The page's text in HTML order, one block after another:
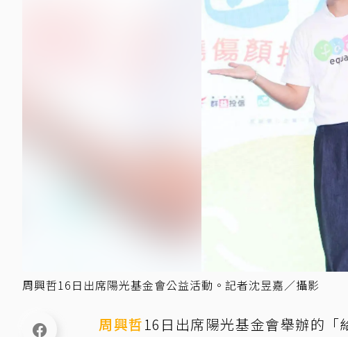
周興哲16日出席陽光基金會公益活動。記者沈昱嘉／攝影
周興哲16日出席陽光基金會舉辦的